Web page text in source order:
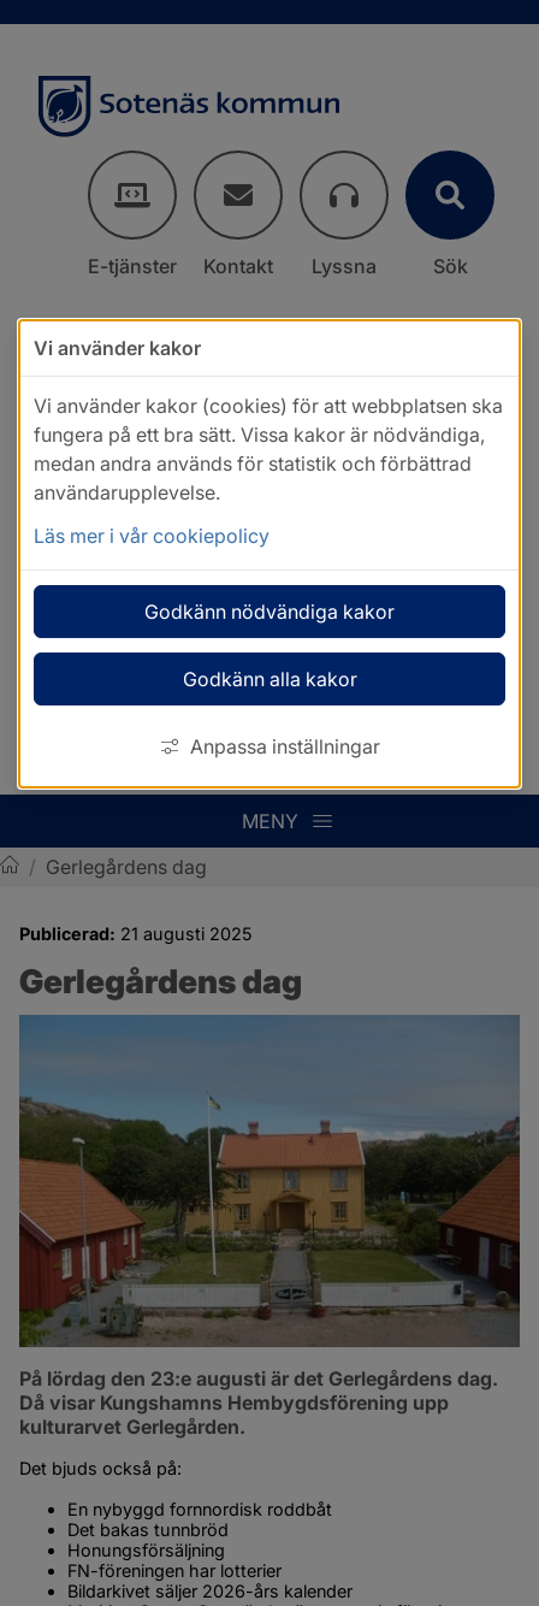
E-tjänster Kontakt Lyssna Sök
MENY
/ Gerlegårdens dag
Publicerad: 21 augusti 2025
Gerlegårdens dag
På lördag den 23:e augusti är det Gerlegårdens dag.
Då visar Kungshamns Hembygdsförening upp
kulturarvet Gerlegården.
Det bjuds också på:
En nybyggd fornnordisk roddbåt
Det bakas tunnbröd
Honungsförsäljning
FN-föreningen har lotterier
Bildarkivet säljer 2026-års kalender
Vi använder kakor
Vi använder kakor (cookies) för att webbplatsen ska
fungera på ett bra sätt. Vissa kakor är nödvändiga,
medan andra används för statistik och förbättrad
användarupplevelse.
Läs mer i vår cookiepolicy
Godkänn nödvändiga kakor
Godkänn alla kakor
Anpassa inställningar